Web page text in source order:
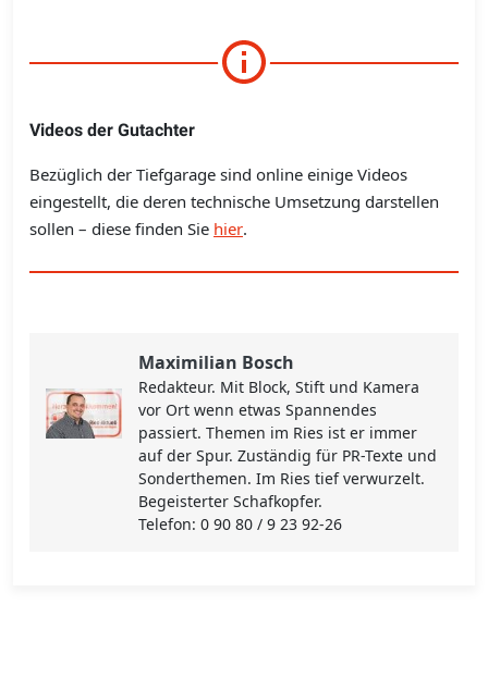
Videos der Gutachter
Bezüglich der Tiefgarage sind online einige Videos
eingestellt, die deren technische Umsetzung darstellen
sollen – diese finden Sie hier.
Maximilian Bosch
Redakteur. Mit Block, Stift und Kamera
vor Ort wenn etwas Spannendes
passiert. Themen im Ries ist er immer
auf der Spur. Zuständig für PR-Texte und
Sonderthemen. Im Ries tief verwurzelt.
Begeisterter Schafkopfer.
Telefon: 0 90 80 / 9 23 92-26